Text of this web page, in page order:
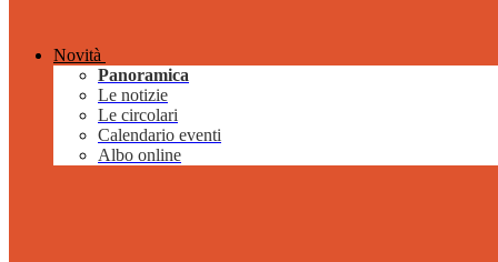
Novità
Panoramica
Le notizie
Le circolari
Calendario eventi
Albo online